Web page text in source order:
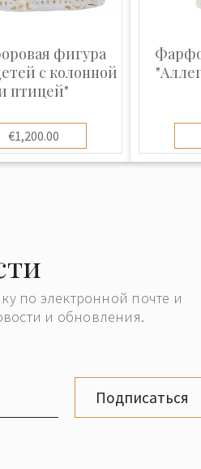
фигура
с колонной
птицей"
€1,200.00
по электронной почте и
и обновления.
Подписаться